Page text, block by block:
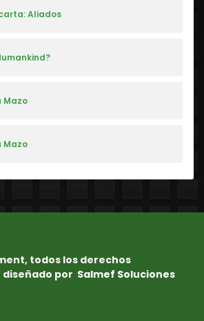
Aliados
Mazo
Mazo
todos los derechos
por Salmef Soluciones